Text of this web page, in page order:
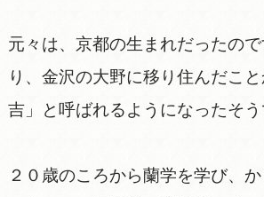
元々は、京都の生まれだったの
り、金沢の大野に移り住んだこ
吉」と呼ばれるようになったそう
２０歳のころから蘭学を学び、